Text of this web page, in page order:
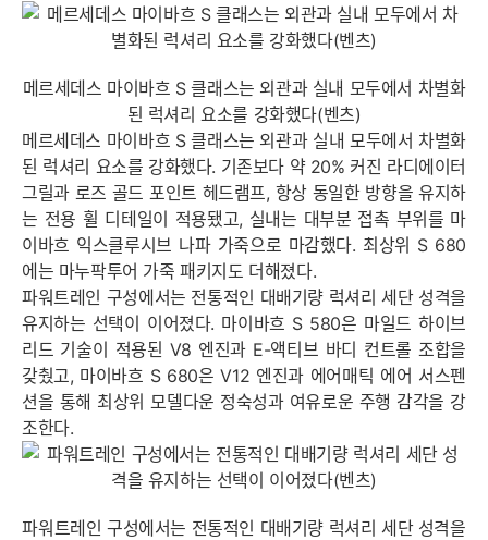
메르세데스 마이바흐 S 클래스는 외관과 실내 모두에서 차별화
된 럭셔리 요소를 강화했다(벤츠)
메르세데스 마이바흐 S 클래스는 외관과 실내 모두에서 차별화
된 럭셔리 요소를 강화했다. 기존보다 약 20% 커진 라디에이터
그릴과 로즈 골드 포인트 헤드램프, 항상 동일한 방향을 유지하
는 전용 휠 디테일이 적용됐고, 실내는 대부분 접촉 부위를 마
이바흐 익스클루시브 나파 가죽으로 마감했다. 최상위 S 680
에는 마누팍투어 가죽 패키지도 더해졌다.
파워트레인 구성에서는 전통적인 대배기량 럭셔리 세단 성격을
유지하는 선택이 이어졌다. 마이바흐 S 580은 마일드 하이브
리드 기술이 적용된 V8 엔진과 E-액티브 바디 컨트롤 조합을
갖췄고, 마이바흐 S 680은 V12 엔진과 에어매틱 에어 서스펜
션을 통해 최상위 모델다운 정숙성과 여유로운 주행 감각을 강
조한다.
파워트레인 구성에서는 전통적인 대배기량 럭셔리 세단 성격을